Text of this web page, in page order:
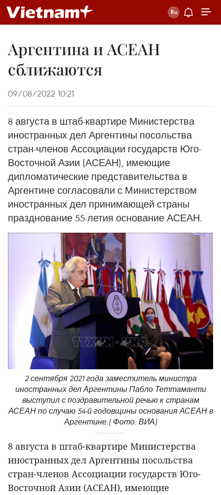
Аргентина и АСЕАН
сближаются
09/08/2022 10:21
8 августа в штаб-квартире Министерства
иностранных дел Аргентины посольства
стран-членов Ассоциации государств Юго-
Восточной Азии (АСЕАН), имеющие
дипломатические представительства в
Аргентине согласовали с Министерством
иностранных дел принимающей страны
празднование 55-летия основание АСЕАН.
2 сентября 2021 года заместитель министра
иностранных дел Аргентины Пабло Теттаманти
выступил с поздравительной речью к странам
АСЕАН по случаю 54-й годовщины основания АСЕАН в
Аргентине.( Фото: ВИА)
8 августа в штаб-квартире Министерства
иностранных дел Аргентины посольства
стран-членов Ассоциации государств Юго-
Восточной Азии (АСЕАН), имеющие